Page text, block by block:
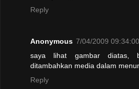
Reply
Anonymous 7/04/2009
saya lihat gambar diatas,
ditambahkan media dalam
Reply